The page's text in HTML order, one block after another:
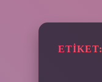
ETIKET: